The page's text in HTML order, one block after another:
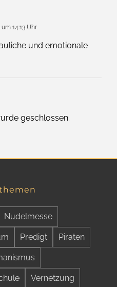
14:13 Uhr
und emotionale
geschlossen.
Nudelmesse
Predigt Piraten
Vernetzung